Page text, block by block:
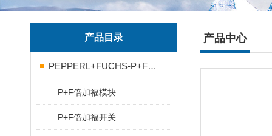
产品目录
PEPPERL+FUCHS-P+F传感器
P+F倍加福模块
P+F倍加福开关
产品中心